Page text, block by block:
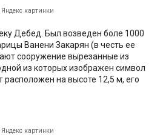
Яндекс картинки
Дебед. Был возведен боле 1000
Ванени Закарян (в честь ее
сооружение вырезанные из
из которых изображен символ
расположен на высоте 12,5 м, его
Яндекс картинки